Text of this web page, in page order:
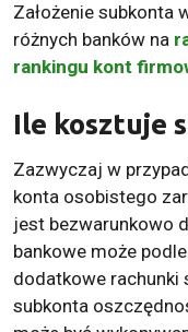
Założenie
różnych banków na
rankingu kont
Ile kosztuje
Zazwyczaj w
konta osobistego
jest bezwarunkowo
bankowe może
dodatkowe rachunki
subkonta